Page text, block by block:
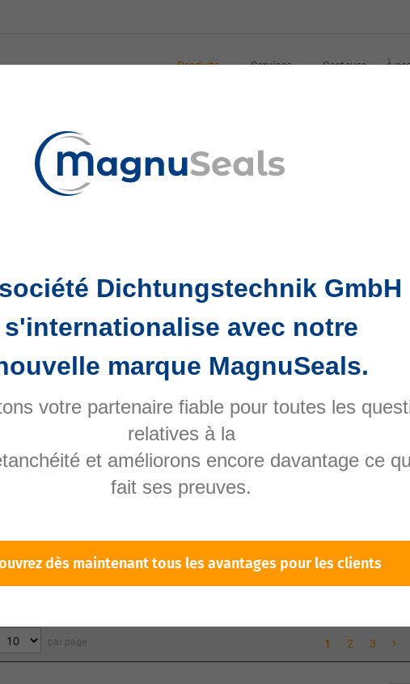
Produits Services Secteurs À
indispensables dans les systèmes hydrauliques et
dans les cylindres, réduisant ainsi l'usure des joints. Ils
et équipements.
réduction de la maintenance et prolongation de la
un large choix de racleurs et de joints racleurs pour
et l'humidité de pénétrer dans les composants sensibles.
prolongent la durée de vie de vos équipements.
ou pneumatique – nous avons la solution adaptée. Nos
que le TPU, le NBR ou le FKM, parfaitement adaptés aux
conçus pour répondre à vos besoins.
de maintenance et assurer un fonctionnement fiable.
garantissons une qualité et une fiabilité optimales.
par page 1 2 3
Dichtungstechnik GmbH
s'internationalise avec notre
marque MagnuSeals.
votre partenaire fiable pour toutes les
relatives à la
et améliorons encore davantage ce
fait ses preuves.
dès maintenant tous les avantages pour les clients